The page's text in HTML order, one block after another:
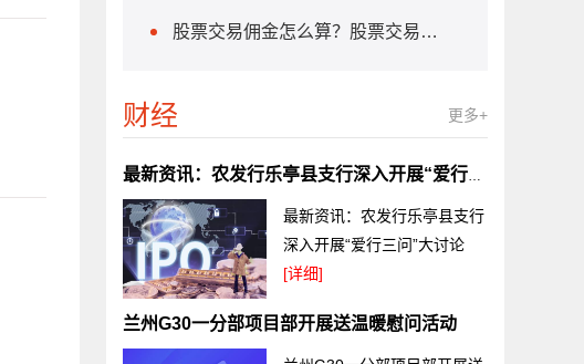
股票交易佣金怎么算？股票交易佣金一般是多少？
财经 更多+
最新资讯：农发行乐亭县支行深入开展“爱行三问”大讨论
最新资讯：农发行乐亭县支行
深入开展“爱行三问”大讨论
[详细]
兰州G30一分部项目部开展送温暖慰问活动